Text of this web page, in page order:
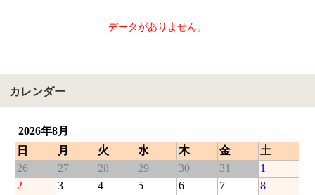
データがありません。
カレンダー
2026年8月
日
月 火 水 木 金
土
26
27 28 29 30 31
1
2
3 4 5 6 7
8